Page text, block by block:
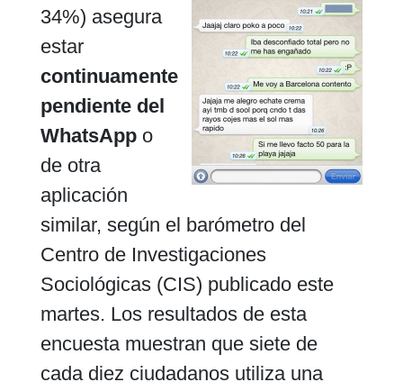
34%) asegura
estar
continuamente
pendiente del
WhatsApp o
de otra
aplicación
similar, según el barómetro del
Centro de Investigaciones
Sociológicas (CIS) publicado este
martes. Los resultados de esta
encuesta muestran que siete de
cada diez ciudadanos utiliza una